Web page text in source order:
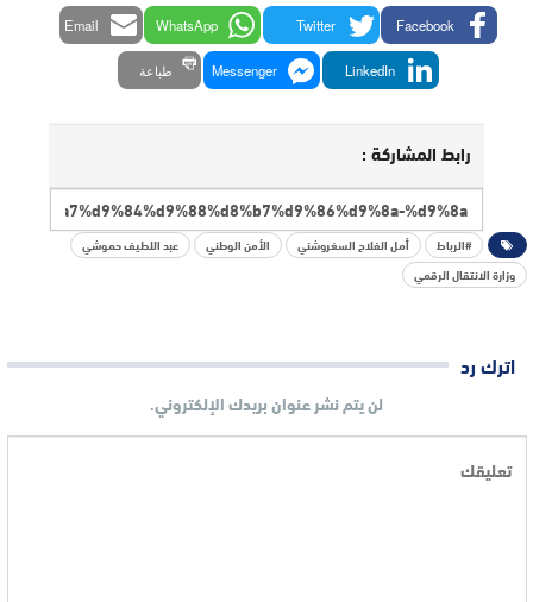
Facebook
Twitter
WhatsApp
Email
LinkedIn
Messenger طباعة
رابط المشاركة :
#الرباط أمل الفلاح السغروشني الأمن الوطني
عبد اللطيف حموشي
وزارة الانتقال الرقمي
اترك رد
لن يتم نشر عنوان بريدك الإلكتروني.